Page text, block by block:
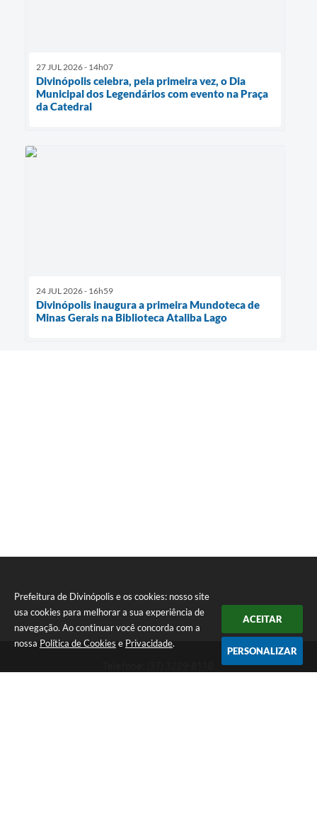
Prefeitura de Divinópolis e os cookies: nosso site
usa cookies para melhorar a sua experiência de
navegação. Ao continuar você concorda com a
nossa Política de Cookies e Privacidade.
ACEITAR
PERSONALIZAR
27 JUL 2026 - 14h07
Divinópolis celebra, pela primeira vez, o Dia
Municipal dos Legendários com evento na Praça
da Catedral
24 JUL 2026 - 16h59
Divinópolis inaugura a primeira Mundoteca de
Minas Gerais na Biblioteca Ataliba Lago